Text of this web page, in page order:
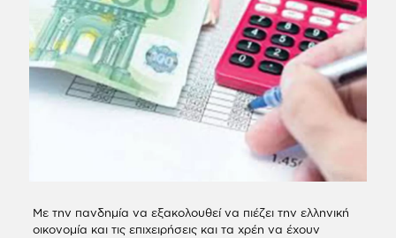
Με την πανδημία να εξακολουθεί να πιέζει την ελληνική
οικονομία και τις επιχειρήσεις και τα χρέη να έχουν